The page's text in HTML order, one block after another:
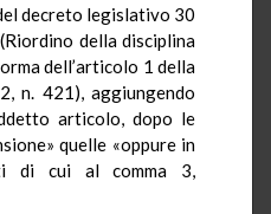
decreto legislativo 30
della disciplina
dell’articolo 1 della
n. 421), aggiungendo
articolo, dopo le
quelle «oppure in
di cui al comma 3,